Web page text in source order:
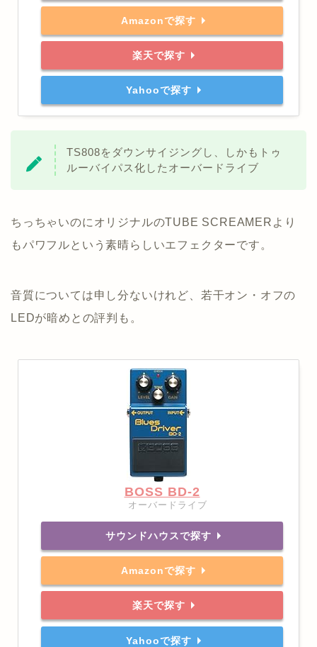
Amazonで探す
楽天で探す
Yahooで探す
TS808をダウンサイジングし、しかもトゥ
ルーバイパス化したオーバードライブ
ちっちゃいのにオリジナルのTUBE SCREAMERより
もパワフルという素晴らしいエフェクターです。
音質については申し分ないけれど、若干オン・オフの
LEDが暗めとの評判も。
BOSS BD-2
オーバードライブ
サウンドハウスで探す
Amazonで探す
楽天で探す
Yahooで探す